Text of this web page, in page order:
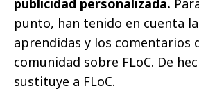
publicidad personalizada.
punto, han tenido en cuenta
aprendidas y los comentarios
comunidad sobre FLoC. De
sustituye a FLoC.